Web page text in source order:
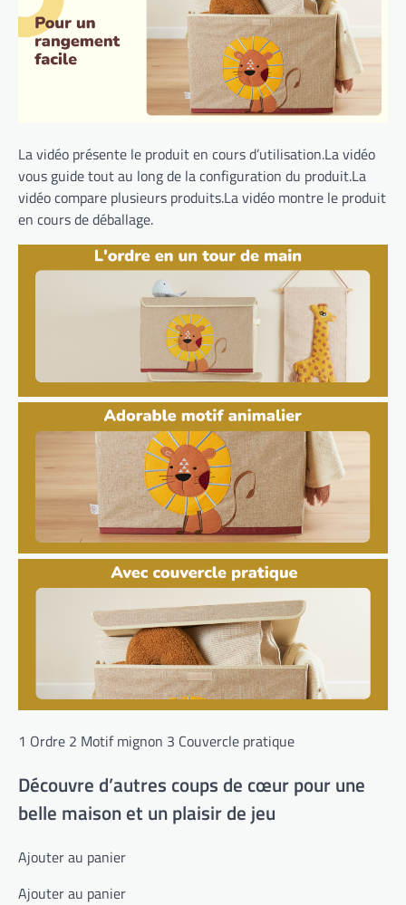
La vidéo présente le produit en cours d’utilisation.La vidéo
vous guide tout au long de la configuration du produit.La
vidéo compare plusieurs produits.La vidéo montre le produit
en cours de déballage.
1 Ordre 2 Motif mignon 3 Couvercle pratique
Découvre d’autres coups de cœur pour une
belle maison et un plaisir de jeu
Ajouter au panier
Ajouter au panier